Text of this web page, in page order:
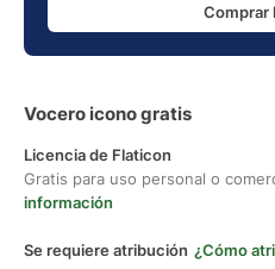
Comprar
Vocero icono gratis
Licencia de Flaticon
Gratis para uso personal o
información
Se requiere atribución ¿Cómo